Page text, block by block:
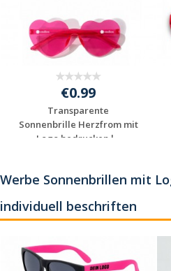
€0.99
Transparente
Sonnenbrille Herzfrom mit
Logo bedrucken l...
Werbe Sonnenbrillen mit
individuell beschriften